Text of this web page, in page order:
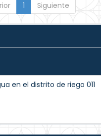
1 Siguiente
en el distrito de riego 011